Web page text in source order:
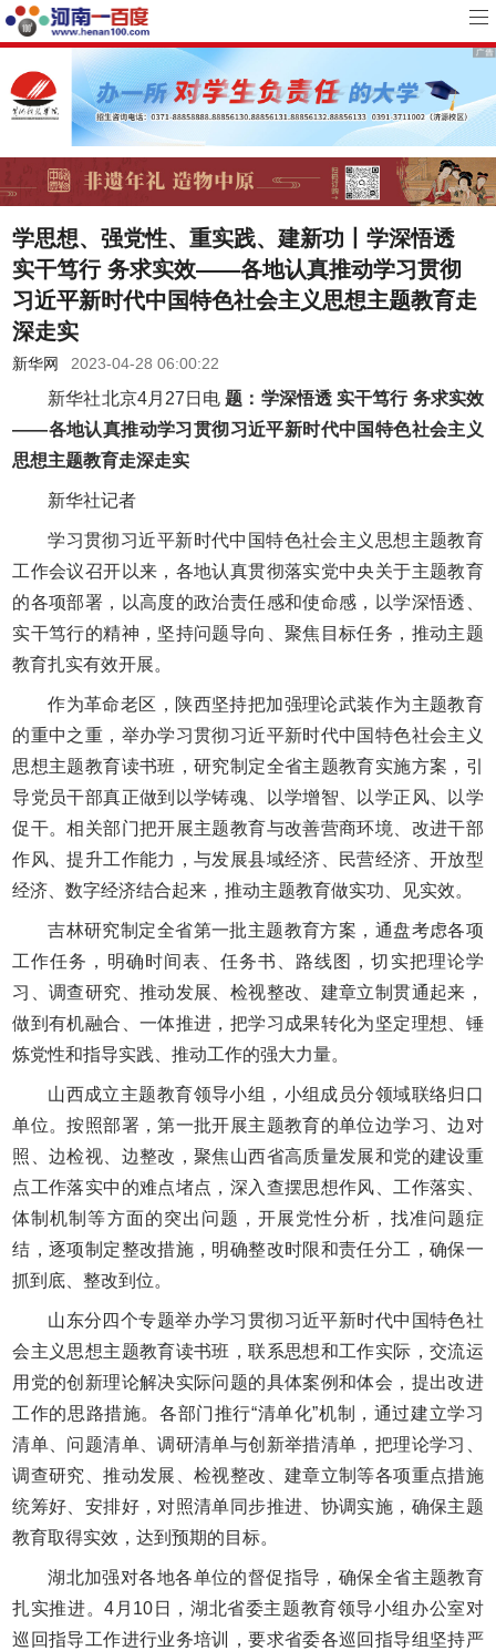
学思想、强党性、重实践、建新功丨学深悟透
实干笃行 务求实效——各地认真推动学习贯彻
习近平新时代中国特色社会主义思想主题教育走
深走实
新华网 2023-04-28 06:00:22
新华社北京4月27日电题：学深悟透 实干笃行 务求实效
——各地认真推动学习贯彻习近平新时代中国特色社会主义
思想主题教育走深走实
新华社记者
学习贯彻习近平新时代中国特色社会主义思想主题教育
工作会议召开以来，各地认真贯彻落实党中央关于主题教育
的各项部署，以高度的政治责任感和使命感，以学深悟透、
实干笃行的精神，坚持问题导向、聚焦目标任务，推动主题
教育扎实有效开展。
作为革命老区，陕西坚持把加强理论武装作为主题教育
的重中之重，举办学习贯彻习近平新时代中国特色社会主义
思想主题教育读书班，研究制定全省主题教育实施方案，引
导党员干部真正做到以学铸魂、以学增智、以学正风、以学
促干。相关部门把开展主题教育与改善营商环境、改进干部
作风、提升工作能力，与发展县域经济、民营经济、开放型
经济、数字经济结合起来，推动主题教育做实功、见实效。
吉林研究制定全省第一批主题教育方案，通盘考虑各项
工作任务，明确时间表、任务书、路线图，切实把理论学
习、调查研究、推动发展、检视整改、建章立制贯通起来，
做到有机融合、一体推进，把学习成果转化为坚定理想、锤
炼党性和指导实践、推动工作的强大力量。
山西成立主题教育领导小组，小组成员分领域联络归口
单位。按照部署，第一批开展主题教育的单位边学习、边对
照、边检视、边整改，聚焦山西省高质量发展和党的建设重
点工作落实中的难点堵点，深入查摆思想作风、工作落实、
体制机制等方面的突出问题，开展党性分析，找准问题症
结，逐项制定整改措施，明确整改时限和责任分工，确保一
抓到底、整改到位。
山东分四个专题举办学习贯彻习近平新时代中国特色社
会主义思想主题教育读书班，联系思想和工作实际，交流运
用党的创新理论解决实际问题的具体案例和体会，提出改进
工作的思路措施。各部门推行“清单化”机制，通过建立学习
清单、问题清单、调研清单与创新举措清单，把理论学习、
调查研究、推动发展、检视整改、建章立制等各项重点措施
统筹好、安排好，对照清单同步推进、协调实施，确保主题
教育取得实效，达到预期的目标。
湖北加强对各地各单位的督促指导，确保全省主题教育
扎实推进。4月10日，湖北省委主题教育领导小组办公室对
巡回指导工作进行业务培训，要求省委各巡回指导组坚持严